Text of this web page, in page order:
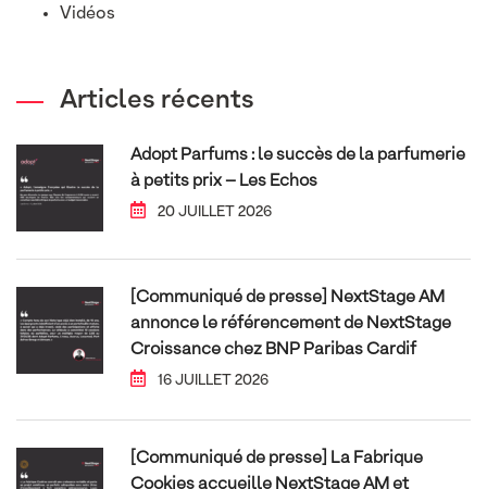
Vidéos
Articles récents
Adopt Parfums : le succès de la parfumerie
à petits prix – Les Echos
20 JUILLET 2026
[Communiqué de presse] NextStage AM
annonce le référencement de NextStage
Croissance chez BNP Paribas Cardif
16 JUILLET 2026
[Communiqué de presse] La Fabrique
Cookies accueille NextStage AM et